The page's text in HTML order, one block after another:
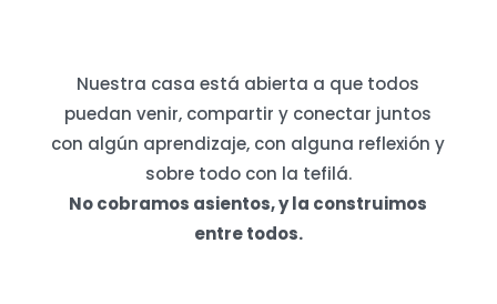
Nuestra casa está abierta a que todos
puedan venir, compartir y conectar juntos
con algún aprendizaje, con alguna reflexión y
sobre todo con la tefilá.
No cobramos asientos, y la construimos
entre todos.